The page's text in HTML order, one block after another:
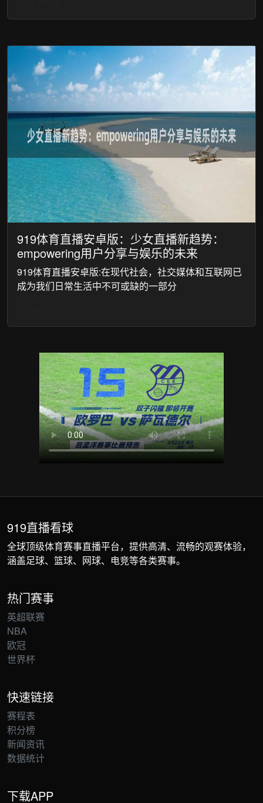
919体育直播安卓版：少女直播新趋势：
empowering用户分享与娱乐的未来
919体育直播安卓版:在现代社会，社交媒体和互联网已
成为我们日常生活中不可或缺的一部分
919直播看球
全球顶级体育赛事直播平台，提供高清、流畅的观赛体验，
涵盖足球、篮球、网球、电竞等各类赛事。
热门赛事
英超联赛
NBA
欧冠
世界杯
快速链接
赛程表
积分榜
新闻资讯
数据统计
下载APP